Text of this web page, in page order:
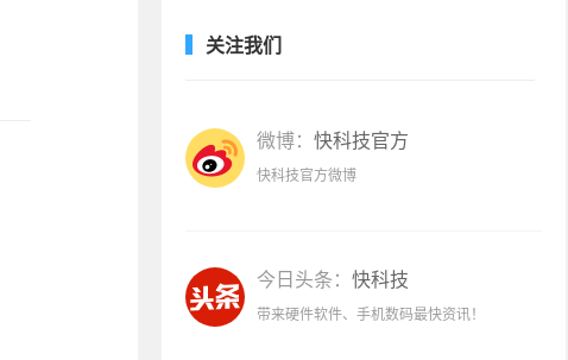
关注我们
微博： 快科技官方
快科技官方微博
今日头条： 快科技
带来硬件软件、手机数码最快资讯！